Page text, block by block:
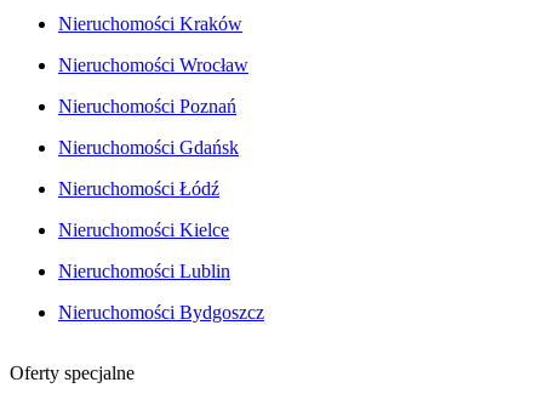
Nieruchomości Kraków
Nieruchomości Wrocław
Nieruchomości Poznań
Nieruchomości Gdańsk
Nieruchomości Łódź
Nieruchomości Kielce
Nieruchomości Lublin
Nieruchomości Bydgoszcz
Oferty specjalne